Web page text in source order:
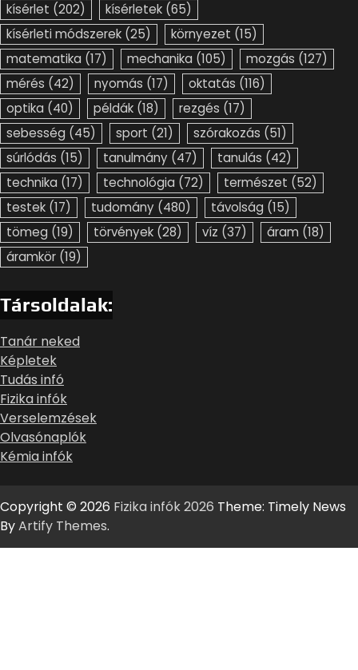
kísérlet (202) kísérletek (65)
kísérleti módszerek (25) környezet (15)
matematika (17) mechanika (105) mozgás (127)
mérés (42) nyomás (17) oktatás (116)
optika (40) példák (18) rezgés (17)
sebesség (45) sport (21) szórakozás (51)
súrlódás (15) tanulmány (47) tanulás (42)
technika (17) technológia (72) természet (52)
testek (17) tudomány (480) távolság (15)
tömeg (19) törvények (28) víz (37) áram (18)
áramkör (19)
Társoldalak:
Tanár neked
Képletek
Tudás infó
Fizika infók
Verselemzések
Olvasónaplók
Kémia infók
Copyright © 2026 Fizika infók 2026 Theme: Timely News
ByArtify Themes.